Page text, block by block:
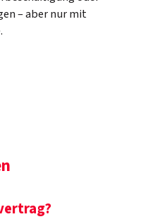
– aber nur mit